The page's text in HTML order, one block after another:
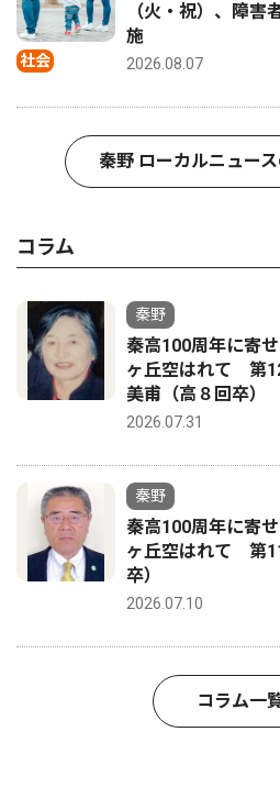
社会
（火・祝）、障害
施
2026.08.07
秦野 ローカルニュー
コラム
秦野
秦高100周年に寄
ヶ丘空はれて 第
美甫（高８回卒）
2026.07.31
秦野
秦高100周年に寄
ヶ丘空はれて 第
卒）
2026.07.10
コラム一